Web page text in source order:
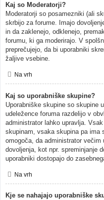
Kaj so Moderatorji?
Moderatorji so posamezniki (ali
skrbijo za forume. Imajo
in da zaklenejo, odklenejo,
forumu, ki ga moderirajo. V
preprečujejo, da bi uporabniki
žaljive vsebine.
Na vrh
Kaj so uporabniške skupine?
Uporabniške skupine so skupine
udeležence foruma razdelijo v
administrator lahko upravlja.
skupinam, vsaka skupina pa ima
omogoča, da administrator večim
dovoljenja, kot npr. spreminjanje
uporabniki dostopajo do
Na vrh
Kje se nahajajo uporabniške